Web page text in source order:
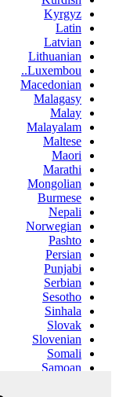
Kyrgyz
Latin
Latvian
Lithuanian
Luxembou..
Macedonian
Malagasy
Malay
Malayalam
Maltese
Maori
Marathi
Mongolian
Burmese
Nepali
Norwegian
Pashto
Persian
Punjabi
Serbian
Sesotho
Sinhala
Slovak
Slovenian
Somali
Samoan